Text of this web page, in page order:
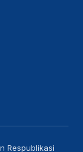
Respublikasi